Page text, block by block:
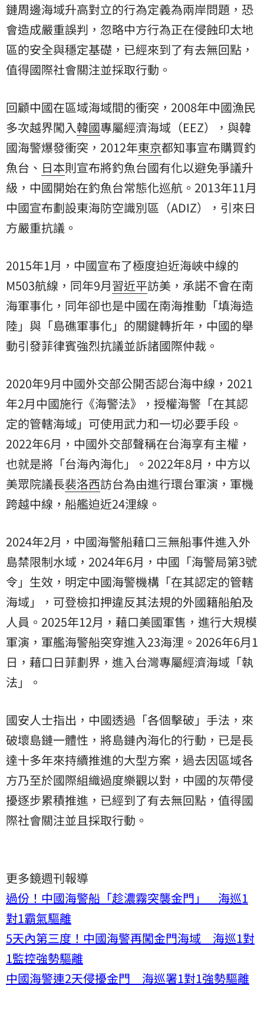
鏈周邊海域升高對立的行為定義為兩岸問題，恐
會造成嚴重誤判，忽略中方行為正在侵蝕印太地
區的安全與穩定基礎，已經來到了有去無回點，
值得國際社會關注並採取行動。
回顧中國在區域海域間的衝突，2008年中國漁民
多次越界闖入韓國專屬經濟海域（EEZ），與韓
國海警爆發衝突，2012年東京都知事宣布購買釣
魚台、 日本則宣布將釣魚台國有化以避免爭議升
級，中國開始在釣魚台常態化巡航。2013年11月
中國宣布劃設東海防空識別區（ADIZ），引來日
方嚴重抗議。
2015年1月，中國宣布了極度迫近海峽中線的
M503航線，同年9月習近平訪美，承諾不會在南
海軍事化，同年卻也是中國在南海推動「填海造
陸」與「島礁軍事化」的關鍵轉折年，中國的舉
動引發菲律賓強烈抗議並訴諸國際仲裁。
2020年9月中國外交部公開否認台海中線，2021
年2月中國施行《海警法》，授權海警「在其認
定的管轄海域」可使用武力和一切必要手段。
2022年6月，中國外交部聲稱在台海享有主權，
也就是將「台海內海化」。2022年8月，中方以
美眾院議長裴洛西訪台為由進行環台軍演，軍機
跨越中線，船艦迫近24浬線。
2024年2月，中國海警船藉口三無船事件進入外
島禁限制水域，2024年6月，中國「海警局第3號
令」生效，明定中國海警機構「在其認定的管轄
海域」，可登檢扣押違反其法規的外國籍船舶及
人員。2025年12月，藉口美國軍售，進行大規模
軍演，軍艦海警船突穿進入23海浬。2026年6月1
日，藉口日菲劃界，進入台灣專屬經濟海域「執
法」。
國安人士指出，中國透過「各個擊破」手法，來
破壞島鏈一體性，將島鏈內海化的行動，已是長
達十多年來持續推進的大型方案，過去因區域各
方乃至於國際組織過度樂觀以對，中國的灰帶侵
擾逐步累積推進，已經到了有去無回點，值得國
際社會關注並且採取行動。
更多鏡週刊報導
過份！中國海警船「趁濃霧突襲金門」 海巡1
對1霸氣驅離
5天內第三度！中國海警再闖金門海域 海巡1對
1監控強勢驅離
中國海警連2天侵擾金門 海巡署1對1強勢驅離